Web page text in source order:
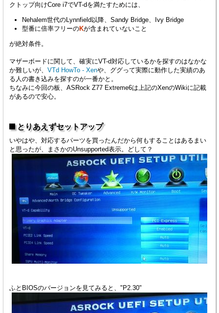
クトップ向けCore i7でVT-dを満たすためには、
Nehalem世代のLynnfield以降、Sandy Bridge、Ivy Bridge
型番に倍率フリーのKが含まれていないこと
が絶対条件。
マザーボードに関して、確実にVT-d対応しているかを探すのはなかな
か難しいが、 VTd HowTo - Xenや、ググって実際に動作した実績のあ
る人の書き込みを探すのが一番かと。
ちなみに今回の板、ASRock Z77 Extreme6は上記のXenのWikiに記載
があるので安心。
とりあえずセットアップ
いやはや、対応するパーツを買ったんだから何もすることはあるまい
と思ったが、まさかのUnsupported表示。どして？
ふとBIOSのバージョンを見てみると、"P2.30"